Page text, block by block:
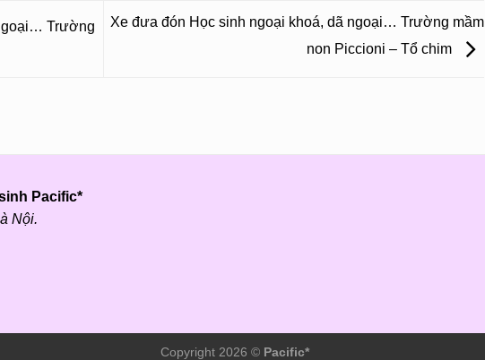
Trường
Xe đưa đón Học sinh ngoại khoá, dã ngoại… Trường mầm
non Piccioni – Tổ chim
Pacific*
Nội.
Copyright 2026 © Pacific*